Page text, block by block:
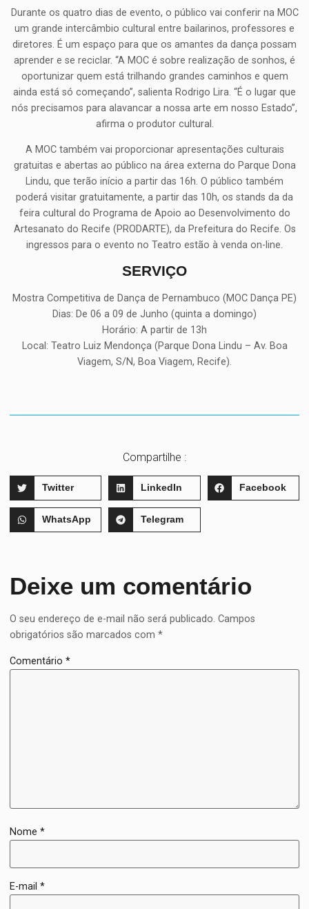
Durante os quatro dias de evento, o público vai conferir na MOC
um grande intercâmbio cultural entre bailarinos, professores e
diretores. É um espaço para que os amantes da dança possam
aprender e se reciclar. “A MOC é sobre realização de sonhos, é
oportunizar quem está trilhando grandes caminhos e quem
ainda está só começando”, salienta Rodrigo Lira. “É o lugar que
nós precisamos para alavancar a nossa arte em nosso Estado”,
afirma o produtor cultural.
A MOC também vai proporcionar apresentações culturais
gratuitas e abertas ao público na área externa do Parque Dona
Lindu, que terão início a partir das 16h. O público também
poderá visitar gratuitamente, a partir das 10h, os stands da da
feira cultural do Programa de Apoio ao Desenvolvimento do
Artesanato do Recife (PRODARTE), da Prefeitura do Recife. Os
ingressos para o evento no Teatro estão à venda on-line.
SERVIÇO
Mostra Competitiva de Dança de Pernambuco (MOC Dança PE)
Dias: De 06 a 09 de Junho (quinta a domingo)
Horário: A partir de 13h
Local: Teatro Luiz Mendonça (Parque Dona Lindu – Av. Boa
Viagem, S/N, Boa Viagem, Recife).
Compartilhe :
Twitter LinkedIn Facebook
WhatsApp Telegram
Deixe um comentário
O seu endereço de e-mail não será publicado. Campos
obrigatórios são marcados com*
Comentário*
Nome*
E-mail*